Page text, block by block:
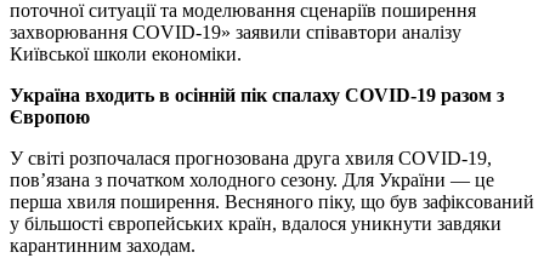
поточної ситуації та моделювання сценаріїв поширення
захворювання COVID-19» заявили співавтори аналізу
Київської школи економіки.
Україна входить в осінній пік спалаху COVID-19 разом з
Європою
У світі розпочалася прогнозована друга хвиля COVID-19,
пов’язана з початком холодного сезону. Для України — це
перша хвиля поширення. Весняного піку, що був зафіксований
у більшості європейських країн, вдалося уникнути завдяки
карантинним заходам.